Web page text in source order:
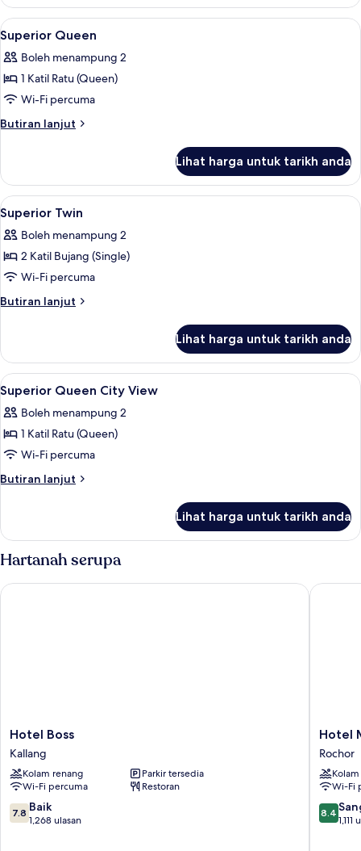
Queen
with
Balcony
Lihat
semua
foto
untuk
Superior
Queen
Meja, ruang kerja komputer riba, Wi-
4
Superior Queen
Boleh menampung 2
1 Katil Ratu (Queen)
Wi-Fi percuma
Butiran lanjut
Butiran
Queen
Lihat harga untuk tarikh anda
Lihat
semua
foto
untuk
Superior
Twin
Meja, ruang kerja komputer riba, Wi-
4
Superior Twin
Boleh menampung 2
2 Katil Bujang (Single)
Wi-Fi percuma
Butiran lanjut
Butiran
Twin
Lihat harga untuk tarikh anda
Lihat
semua
foto
untuk
Superior
Queen
Meja, ruang kerja komputer riba, Wi-
4
Superior Queen City View
Boleh menampung 2
1 Katil Ratu (Queen)
Wi-Fi percuma
Butiran lanjut
Butiran
Queen
City
View
Lihat harga untuk tarikh anda
Hartanah serupa
Hotel
Boss
Kallang
Hotel Boss
Kallang
Kolam renang
Parkir tersedia
Wi-Fi percuma
Restoran
7.8
daripada
7.8 Baik
1,268 ulasan
Hotel Boss
Hotel
Mi
Rochor
Hotel
Rochor
Wi-Fi
8.4
8.4
1,111
Hotel